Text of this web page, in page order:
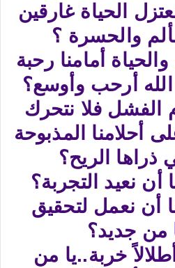
الحياة غارقين
والحسرة ؟
أمامنا رحبة
أرحب وأوسع؟
الفشل فلا نتحرك
أحلامنا المذبوحة
ذراها الريح؟
نعيد التجربة؟
أن نعمل لتحقيق
من جديد؟
خربة..يا من